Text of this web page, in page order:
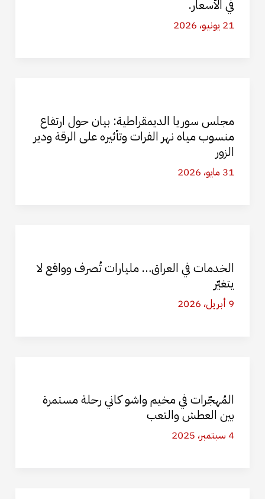
في الأسعار.
21 يونيو، 2026
مجلس سوريا الديمقراطية: بيان حول ارتفاع
منسوب مياه نهر الفرات وتأثيره على الرقة ودير
الزور
31 مايو، 2026
الخدمات في العراق… مليارات تُصرف وواقع لا
يتغيّر
9 أبريل، 2026
المُهجّرات في مخيم واشو كاني رحلة مستمرة
بين العطش والتعب
4 سبتمبر، 2025